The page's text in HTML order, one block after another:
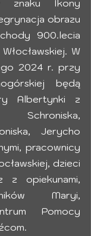
znaku Ikony
obrazu
900.lecia
W
2024 r. przy
będą
Albertynki z
Schroniska,
Jerycho
pracownicy
dzieci
z opiekunami,
Maryi,
Pomocy